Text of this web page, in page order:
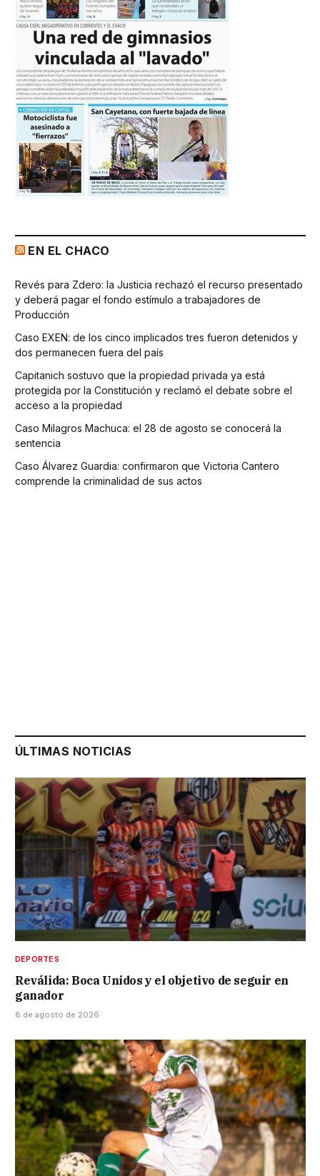
EN EL CHACO
Revés para Zdero: la Justicia rechazó el recurso presentado
y deberá pagar el fondo estímulo a trabajadores de
Producción
Caso EXEN: de los cinco implicados tres fueron detenidos y
dos permanecen fuera del país
Capitanich sostuvo que la propiedad privada ya está
protegida por la Constitución y reclamó el debate sobre el
acceso a la propiedad
Caso Milagros Machuca: el 28 de agosto se conocerá la
sentencia
Caso Álvarez Guardia: confirmaron que Victoria Cantero
comprende la criminalidad de sus actos
ÚLTIMAS NOTICIAS
DEPORTES
Reválida: Boca Unidos y el objetivo de seguir en
ganador
8 de agosto de 2026